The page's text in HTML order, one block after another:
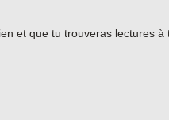
et que tu trouveras lectures